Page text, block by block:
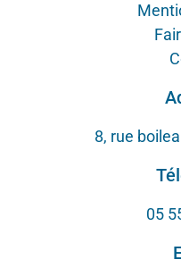
8, rue
05